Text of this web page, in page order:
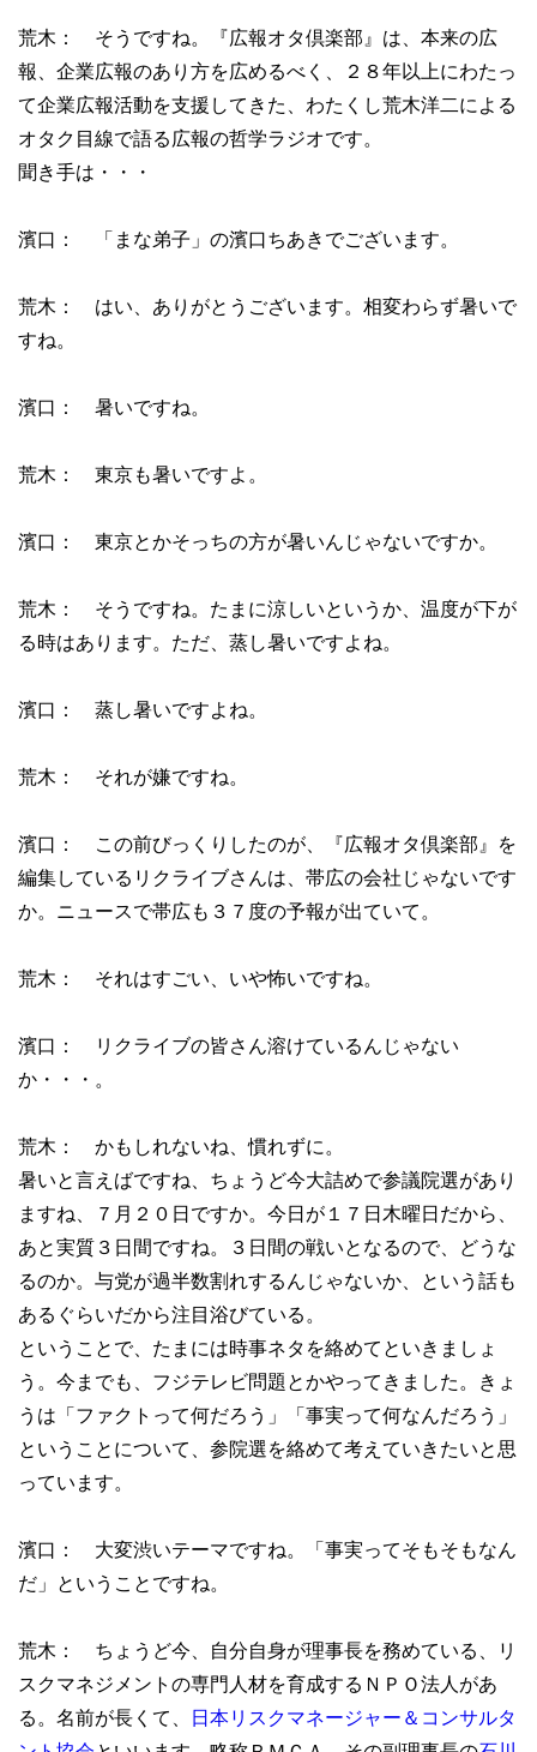
荒木： そうですね。『広報オタ倶楽部』は、本来の広
報、企業広報のあり方を広めるべく、２８年以上にわたっ
て企業広報活動を支援してきた、わたくし荒木洋二による
オタク目線で語る広報の哲学ラジオです。
聞き手は・・・
濱口： 「まな弟子」の濱口ちあきでございます。
荒木： はい、ありがとうございます。相変わらず暑いで
すね。
濱口： 暑いですね。
荒木： 東京も暑いですよ。
濱口： 東京とかそっちの方が暑いんじゃないですか。
荒木： そうですね。たまに涼しいというか、温度が下が
る時はあります。ただ、蒸し暑いですよね。
濱口： 蒸し暑いですよね。
荒木： それが嫌ですね。
濱口： この前びっくりしたのが、『広報オタ倶楽部』を
編集しているリクライブさんは、帯広の会社じゃないです
か。ニュースで帯広も３７度の予報が出ていて。
荒木： それはすごい、いや怖いですね。
濱口： リクライブの皆さん溶けているんじゃない
か・・・。
荒木： かもしれないね、慣れずに。
暑いと言えばですね、ちょうど今大詰めで参議院選があり
ますね、７月２０日ですか。今日が１７日木曜日だから、
あと実質３日間ですね。３日間の戦いとなるので、どうな
るのか。与党が過半数割れするんじゃないか、という話も
あるぐらいだから注目浴びている。
ということで、たまには時事ネタを絡めてといきましょ
う。今までも、フジテレビ問題とかやってきました。きょ
うは「ファクトって何だろう」「事実って何なんだろう」
ということについて、参院選を絡めて考えていきたいと思
っています。
濱口： 大変渋いテーマですね。「事実ってそもそもなん
だ」ということですね。
荒木： ちょうど今、自分自身が理事長を務めている、リ
スクマネジメントの専門人材を育成するＮＰＯ法人があ
る。名前が長くて、
日本リスクマネージャー＆コンサルタ